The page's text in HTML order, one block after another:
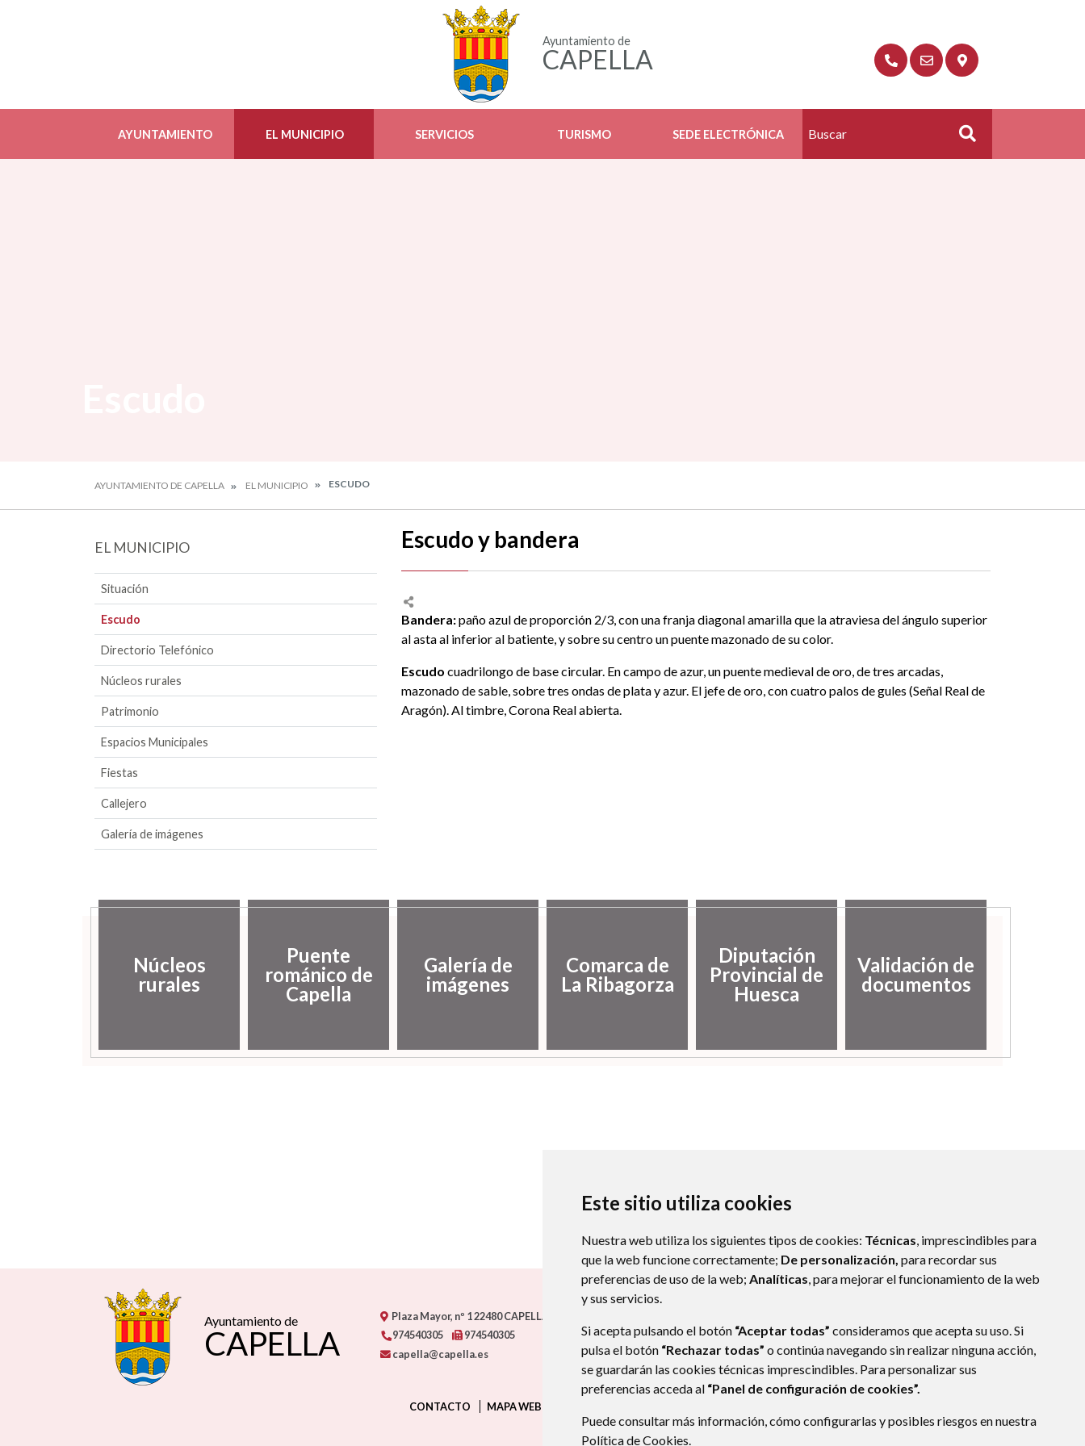
Este sitio utiliza cookies
Nuestra web utiliza los siguientes tipos de cookies: Técnicas, imprescindibles para
que la web funcione correctamente; De personalización, para recordar sus
preferencias de uso de la web; Analíticas, para mejorar el funcionamiento de la web
y sus servicios.
Si acepta pulsando el botón “Aceptar todas” consideramos que acepta su uso. Si
pulsa el botón “Rechazar todas” o continúa navegando sin realizar ninguna acción,
se guardarán las cookies técnicas imprescindibles. Para personalizar sus
preferencias acceda al “Panel de configuración de cookies”.
Puede consultar más información, cómo configurarlas y posibles riesgos en nuestra
Política de Cookies.
Ayuntamiento de
CAPELLA
AYUNTAMIENTO EL MUNICIPIO SERVICIOS TURISMO SEDE ELECTRÓNICA Buscar
AYUNTAMIENTO DE CAPELLA EL MUNICIPIO ESCUDO
EL MUNICIPIO
Situación
Escudo
Directorio Telefónico
Núcleos rurales
Patrimonio
Espacios Municipales
Fiestas
Callejero
Galería de imágenes
Escudo y bandera
Bandera:paño azul de proporción 2/3, con una franja diagonal amarilla que la atraviesa del ángulo superior
al asta al inferior al batiente, y sobre su centro un puente mazonado de su color.
Escudo cuadrilongo de base circular. En campo de azur, un puente medieval de oro, de tres arcadas,
mazonado de sable, sobre tres ondas de plata y azur. El jefe de oro, con cuatro palos de gules (Señal Real de
Aragón). Al timbre, Corona Real abierta.
Núcleos
rurales
Puente
románico de
Capella
Galería de
imágenes
Comarca de
La Ribagorza
Diputación
Provincial de
Huesca
Validación de
documentos
Ayuntamiento de
CAPELLA
Plaza Mayor, nº 122480CAPELLA (HUESCA)
974540305
974540305
capella@capella.es
CONTACTO MAPA WEB